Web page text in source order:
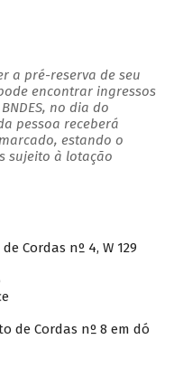
a pré-reserva de seu
encontrar ingressos
no dia do
pessoa receberá
estando o
sujeito à lotação
Cordas nº 4, W 129
de Cordas nº 8 em dó